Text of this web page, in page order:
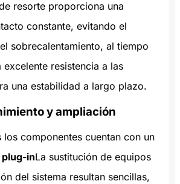
resorte proporciona una
constante, evitando el
sobrecalentamiento, al tiempo
resistencia a las
una estabilidad a largo plazo.
y ampliación
los componentes cuentan con un
inLa sustitución de equipos
del sistema resultan sencillas,